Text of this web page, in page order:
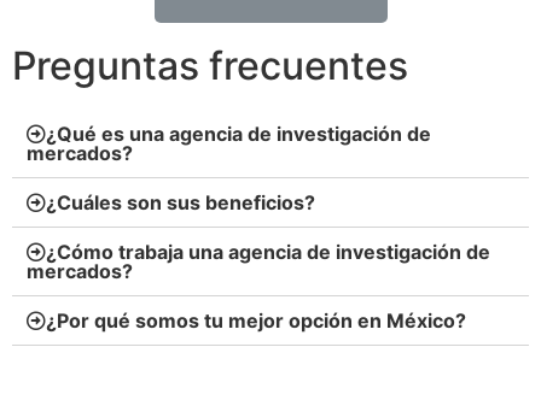
Preguntas frecuentes
¿Qué es una agencia de investigación de
mercados?
¿Cuáles son sus beneficios?
¿Cómo trabaja una agencia de investigación de
mercados?
¿Por qué somos tu mejor opción en México?